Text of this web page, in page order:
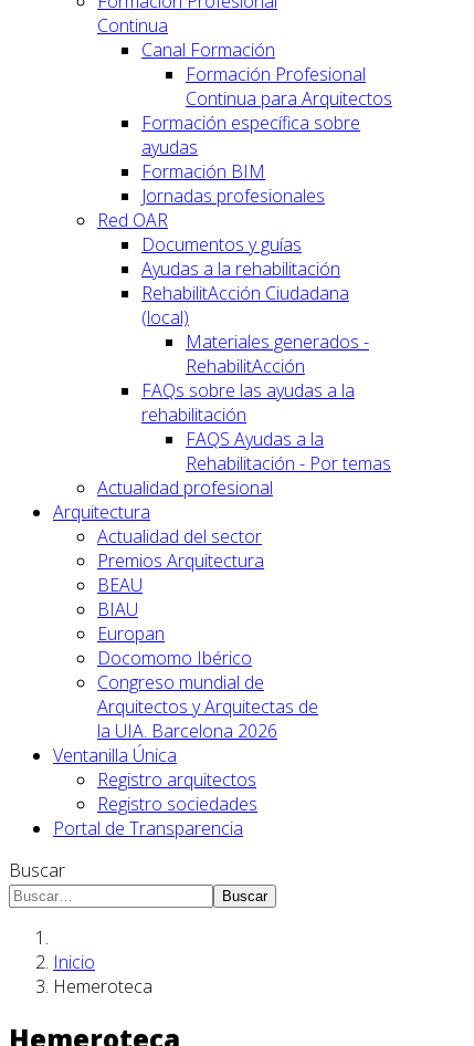
Continua
Canal Formación
Formación Profesional
Continua para Arquitectos
Formación específica sobre
ayudas
Formación BIM
Jornadas profesionales
Red OAR
Documentos y guías
Ayudas a la rehabilitación
RehabilitAcción Ciudadana
(local)
Materiales generados -
RehabilitAcción
FAQs sobre las ayudas a la
rehabilitación
FAQS Ayudas a la
Rehabilitación - Por temas
Actualidad profesional
Arquitectura
Actualidad del sector
Premios Arquitectura
BEAU
BIAU
Europan
Docomomo Ibérico
Congreso mundial de
Arquitectos y Arquitectas de
la UIA. Barcelona 2026
Ventanilla Única
Registro arquitectos
Registro sociedades
Portal de Transparencia
Buscar
Buscar
Inicio
Hemeroteca